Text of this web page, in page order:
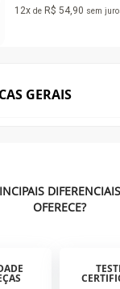
cartão
GERAIS
OFERECE?